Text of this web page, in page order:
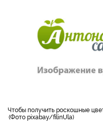
Чтобы получить роскошные
Фото pixabay/filinUla